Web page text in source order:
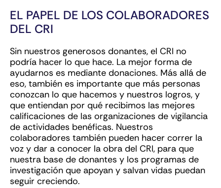
EL PAPEL DE LOS COLABORADORES
DEL CRI
Sin nuestros generosos donantes, el CRI no
podría hacer lo que hace. La mejor forma de
ayudarnos es mediante donaciones. Más allá de
eso, también es importante que más personas
conozcan lo que hacemos y nuestros logros, y
que entiendan por qué recibimos las mejores
calificaciones de las organizaciones de vigilancia
de actividades benéficas. Nuestros
colaboradores también pueden hacer correr la
voz y dar a conocer la obra del CRI, para que
nuestra base de donantes y los programas de
investigación que apoyan y salvan vidas puedan
seguir creciendo.